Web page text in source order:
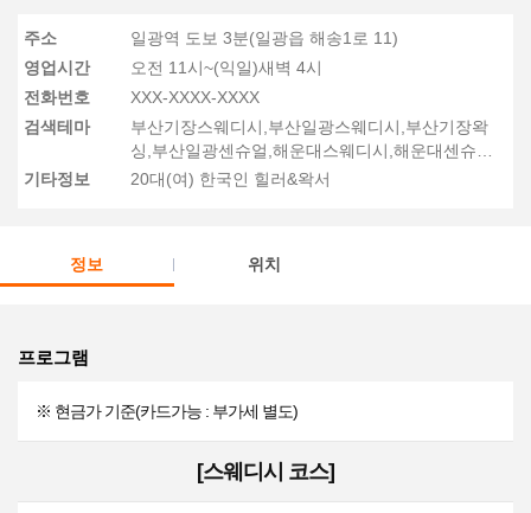
주소
일광역 도보 3분(일광읍 해송1로 11)
영업시간
오전 11시~(익일)새벽 4시
전화번호
XXX-XXXX-XXXX
검색테마
부산기장스웨디시,부산일광스웨디시,부산기장왁
싱,부산일광센슈얼,해운대스웨디시,해운대센슈얼,
송정스웨디시,송정왁싱,송정센슈얼
기타정보 20대(여) 한국인 힐러&왁서
정보 위치
프로그램
※ 현금가 기준(카드가능 : 부가세 별도)
[스웨디시 코스]